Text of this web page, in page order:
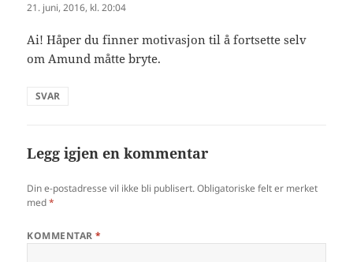
21. juni, 2016, kl. 20:04
Ai! Håper du finner motivasjon til å fortsette selv
om Amund måtte bryte.
SVAR
Legg igjen en kommentar
Din e-postadresse vil ikke bli publisert. Obligatoriske felt er merket
med*
KOMMENTAR*